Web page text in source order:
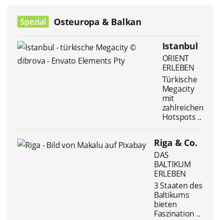
Spezial Osteuropa & Balkan
Istanbul
ORIENT
ERLEBEN
Türkische
Megacity
mit
zahlreichen
Hotspots ..
Riga & Co.
DAS
BALTIKUM
ERLEBEN
3 Staaten des
Baltikums
bieten
Faszination ..